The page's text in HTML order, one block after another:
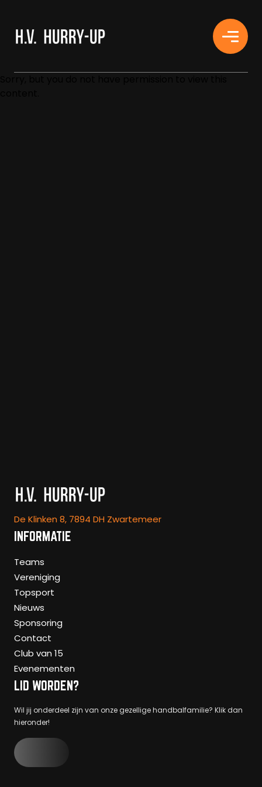
De Klinken 8, 7894 DH Zwartemeer
INFORMATIE
Teams
Vereniging
Topsport
Nieuws
Sponsoring
Contact
Club van 15
Evenementen
LID WORDEN?
Wil jij onderdeel zijn van onze gezellige handbalfamilie? Klik dan
hieronder!